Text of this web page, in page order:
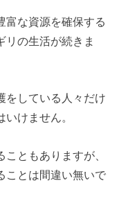
富な資源を確保する
リの生活が続きま
をしている人々だけ
けません。
ともありますが、
ことは間違い無いで